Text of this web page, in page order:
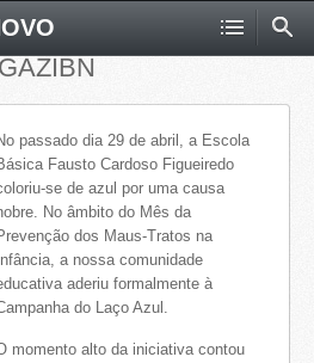
passado dia 29 de abril, a Escola
Fausto Cardoso Figueiredo
se de azul por uma causa
No âmbito do Mês da
dos Maus-Tratos na
Infância, a nossa comunidade
aderiu formalmente à
do Laço Azul.
momento alto da iniciativa contou